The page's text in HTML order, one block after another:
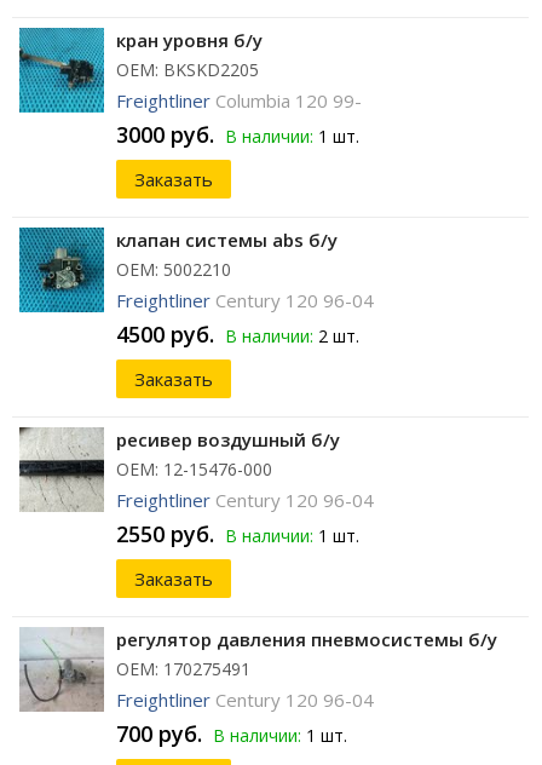
кран уровня б/у
ОЕМ: BKSKD2205
Freightliner Columbia 120 99-
3000 руб. В наличии: 1 шт.
Заказать
клапан системы abs б/у
ОЕМ: 5002210
Freightliner Century 120 96-04
4500 руб. В наличии: 2 шт.
Заказать
ресивер воздушный б/у
ОЕМ: 12-15476-000
Freightliner Century 120 96-04
2550 руб. В наличии: 1 шт.
Заказать
регулятор давления пневмосистемы б/у
ОЕМ: 170275491
Freightliner Century 120 96-04
700 руб. В наличии: 1 шт.